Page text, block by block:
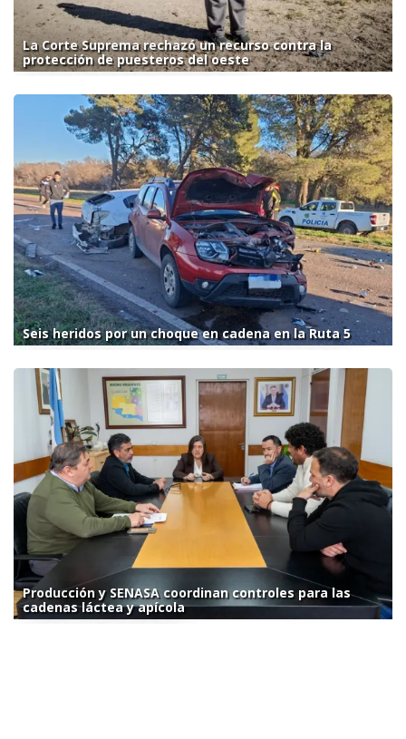
La Corte Suprema rechazó un recurso contra la
protección de puesteros del oeste
Seis heridos por un choque en cadena en la Ruta 5
Producción y SENASA coordinan controles para las
cadenas láctea y apícola